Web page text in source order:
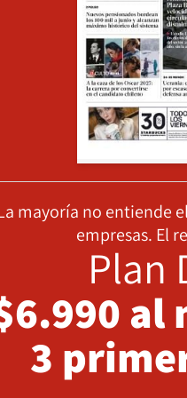
mayoría no entiende
empresas. El
Plan
al
3